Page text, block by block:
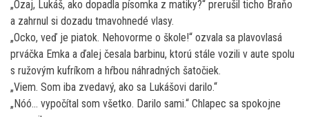
„Ozaj, Lukáš, ako dopadla písomka z matiky?“ prerušil ticho Braňo
a zahrnul si dozadu tmavohnedé vlasy.
„Ocko, veď je piatok. Nehovorme o škole!“ ozvala sa plavovlasá
prváčka Emka a ďalej česala barbinu, ktorú stále vozili v aute spolu
s ružovým kufríkom a hŕbou náhradných šatočiek.
„Viem. Som iba zvedavý, ako sa Lukášovi darilo.“
„Nóó… vypočítal som všetko. Darilo sami.“ Chlapec sa spokojne